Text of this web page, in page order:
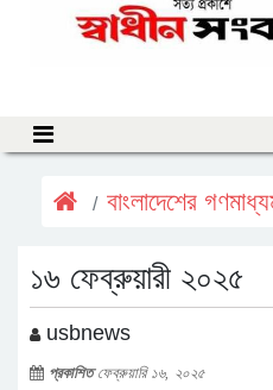
বাংলাদেশের
১৬ ফেব্রুয়ারী ২০২৫
usbnews
প্রকাশিতফেব্রুয়ারি ১৬, ২০২৫